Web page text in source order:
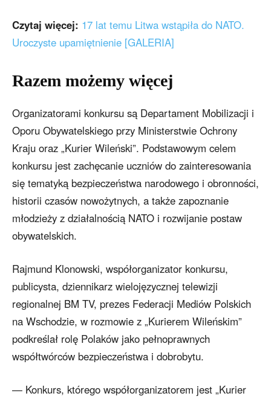
Czytaj więcej: 17 lat temu Litwa wstąpiła do NATO.
Uroczyste upamiętnienie [GALERIA]
Razem możemy więcej
Organizatorami konkursu są Departament Mobilizacji i
Oporu Obywatelskiego przy Ministerstwie Ochrony
Kraju oraz „Kurier Wileński”. Podstawowym celem
konkursu jest zachęcanie uczniów do zainteresowania
się tematyką bezpieczeństwa narodowego i obronności,
historii czasów nowożytnych, a także zapoznanie
młodzieży z działalnością NATO i rozwijanie postaw
obywatelskich.
Rajmund Klonowski, współorganizator konkursu,
publicysta, dziennikarz wielojęzycznej telewizji
regionalnej BM TV, prezes Federacji Mediów Polskich
na Wschodzie, w rozmowie z „Kurierem Wileńskim”
podkreślał rolę Polaków jako pełnoprawnych
współtwórców bezpieczeństwa i dobrobytu.
— Konkurs, którego współorganizatorem jest „Kurier